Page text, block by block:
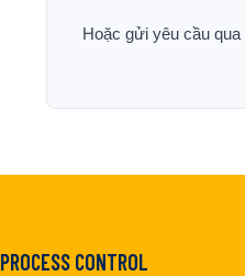
Hoặc gửi yêu cầu qua
PROCESS CONTROL